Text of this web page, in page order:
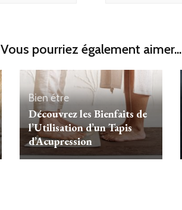
Vous pourriez également aimer...
Bien étre
Découvrez les Bienfaits de
l’Utilisation d’un Tapis
d’Acupression